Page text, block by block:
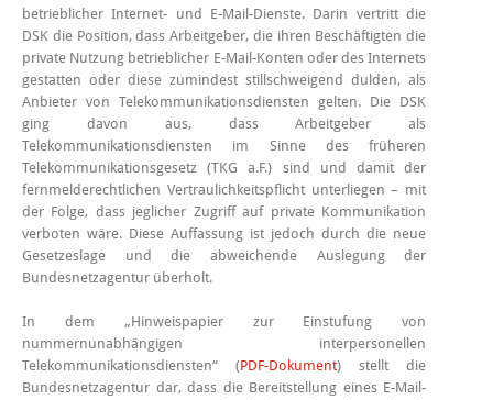
betrieblicher Internet- und E-Mail-Dienste. Darin vertritt die
DSK die Position, dass Arbeitgeber, die ihren Beschäftigten die
private Nutzung betrieblicher E-Mail-Konten oder des Internets
gestatten oder diese zumindest stillschweigend dulden, als
Anbieter von Telekommunikationsdiensten gelten. Die DSK
ging davon aus, dass Arbeitgeber als
Telekommunikationsdiensten im Sinne des früheren
Telekommunikationsgesetz (TKG a.F.) sind und damit der
fernmelderechtlichen Vertraulichkeitspflicht unterliegen – mit
der Folge, dass jeglicher Zugriff auf private Kommunikation
verboten wäre. Diese Auffassung ist jedoch durch die neue
Gesetzeslage und die abweichende Auslegung der
Bundesnetzagentur überholt.
In dem „Hinweispapier zur Einstufung von
nummernunabhängigen interpersonellen
Telekommunikationsdiensten“ (PDF-Dokument) stellt die
Bundesnetzagentur dar, dass die Bereitstellung eines E-Mail-